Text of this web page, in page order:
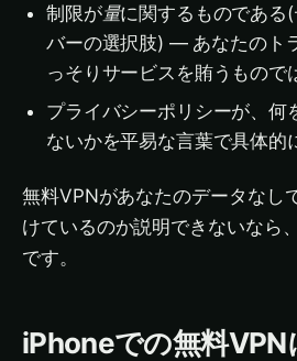
制限が量に関するものである
バーの選択肢) — あなたのト
っそりサービスを賄うもので
プライバシーポリシーが、何
ないかを平易な言葉で具体的
無料VPNがあなたのデータなし
けているのか説明できないなら
です。
iPhoneでの無料VPN